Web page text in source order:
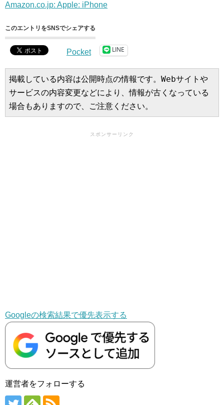
Amazon.co.jp: Apple: iPhone
このエントリをSNSでシェアする
Pocket LINE
掲載している内容は公開時点の情報です。Webサイトや
サービスの内容変更などにより、情報が古くなっている
場合もありますので、ご注意ください。
スポンサーリンク
Googleの検索結果で優先表示する
運営者をフォローする